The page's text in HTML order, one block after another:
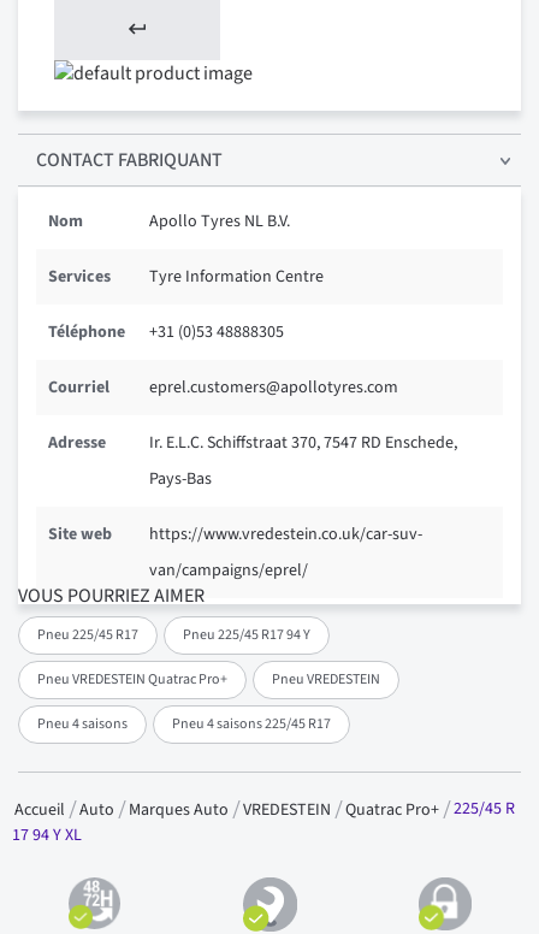
VOUS POURRIEZ AIMER
Pneu 225/45 R17 Pneu 225/45 R17 94 Y
Pneu VREDESTEIN Quatrac Pro+ Pneu VREDESTEIN
Pneu 4 saisons Pneu 4 saisons 225/45 R17
CONTACT FABRIQUANT
Nom Apollo Tyres NL B.V.
Services Tyre Information Centre
Téléphone +31 (0)53 48888305
Courriel eprel.customers@apollotyres.com
Adresse
Ir. E.L.C. Schiffstraat 370, 7547 RD Enschede,
Pays-Bas
Site web
https://www.vredestein.co.uk/car-suv-
van/campaigns/eprel/
Accueil Auto Marques Auto VREDESTEIN Quatrac Pro+ 225/45 R
17 94 Y XL